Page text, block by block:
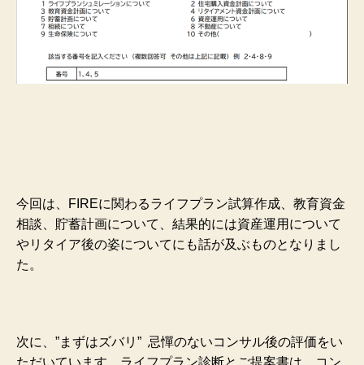
今回は、FIREに関わるライフプラン試算作成、教育資金
相談、貯蓄計画について、結果的には資産運用について
やリタイア後の姿についてにも話が及ぶものとなりまし
た。
次に、”まずはズバリ” 忌憚のないコンサル後の評価をい
ただいています。ライフプラン診断とご提案書は、コン